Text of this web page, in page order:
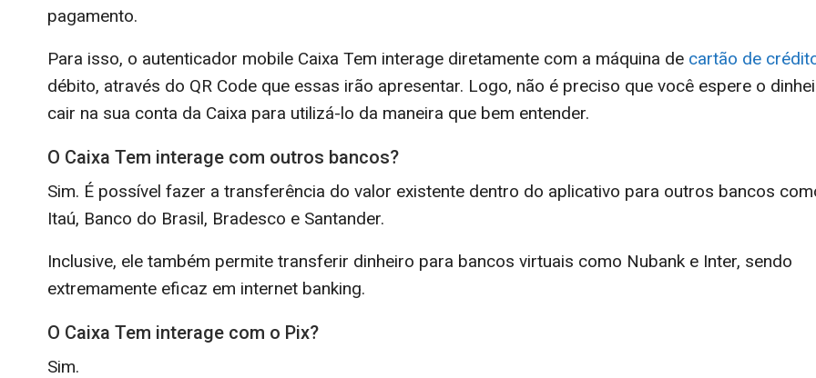
pagamento.
Para isso, o autenticador mobile Caixa Tem interage diretamente com a máquina de cartão de
débito, através do QR Code que essas irão apresentar. Logo, não é preciso que você espere o
cair na sua conta da Caixa para utilizá-lo da maneira que bem entender.
O Caixa Tem interage com outros bancos?
Sim. É possível fazer a transferência do valor existente dentro do aplicativo para outros bancos
Itaú, Banco do Brasil, Bradesco e Santander.
Inclusive, ele também permite transferir dinheiro para bancos virtuais como Nubank e Inter, sendo
extremamente eficaz em internet banking.
O Caixa Tem interage com o Pix?
Sim.